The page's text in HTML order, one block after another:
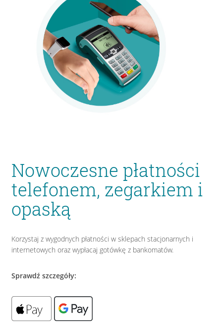
Nowoczesne płatności
telefonem, zegarkiem i
opaską
Korzystaj z wygodnych płatności w sklepach stacjonarnych i
internetowych oraz wypłacaj gotówkę z bankomatów.
Sprawdź szczegóły: